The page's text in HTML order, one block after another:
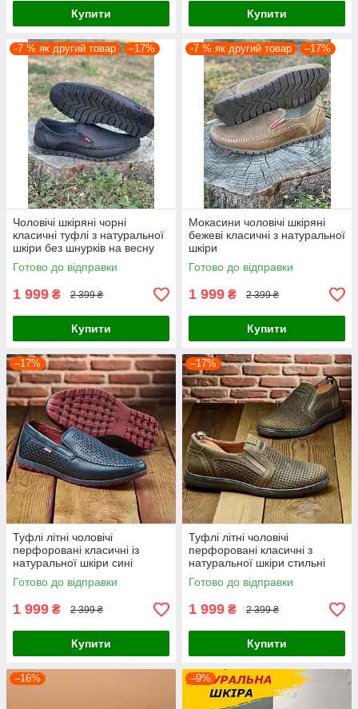
Купити Купити
-7 % як другий товар –17%
Чоловічі шкіряні чорні
класичні туфлі з натуральної
шкіри без шнурків на весну
Готово до відправки
1 999 ₴ 2 399 ₴
Купити
-7 % як другий товар –17%
Мокасини чоловічі шкіряні
бежеві класичні з натуральної
шкіри
Готово до відправки
1 999 ₴ 2 399 ₴
Купити
–17%
Туфлі літні чоловічі
перфоровані класичні із
натуральної шкіри сині
стильні на літо
Готово до відправки
1 999 ₴ 2 399 ₴
Купити
–17%
Туфлі літні чоловічі
перфоровані класичні з
натуральної шкіри стильні
оливкові на літо
Готово до відправки
1 999 ₴ 2 399 ₴
Купити
–16% –9%